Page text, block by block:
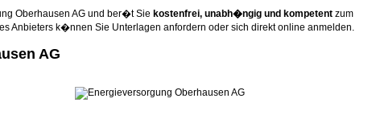
Oberhausen AG und ber�t Sie kostenfrei, unabh�ngig und kompetent zum
Anbieters k�nnen Sie Unterlagen anfordern oder sich direkt online anmelden.
AG